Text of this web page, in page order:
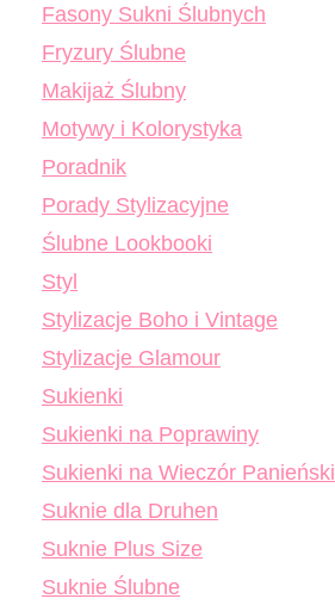
Fasony Sukni Ślubnych
Fryzury Ślubne
Makijaż Ślubny
Motywy i Kolorystyka
Poradnik
Porady Stylizacyjne
Ślubne Lookbooki
Styl
Stylizacje Boho i Vintage
Stylizacje Glamour
Sukienki
Sukienki na Poprawiny
Sukienki na Wieczór Panieński
Suknie dla Druhen
Suknie Plus Size
Suknie Ślubne